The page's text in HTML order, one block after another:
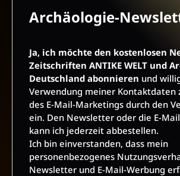
VERTRAG WIDERRUFEN
ABO ONLINE
Archäologie-
Ja, ich möchte den kostenlosen
Zeitschriften ANTIKE WELT und
Deutschland abonnieren und
Verwendung meiner Kontaktdaten
des E-Mail-Marketings durch den
ein. Den Newsletter oder die E-
kann ich jederzeit abbestellen.
Ich bin einverstanden, dass mein
personenbezogenes
Newsletter und E-Mail-Werbung